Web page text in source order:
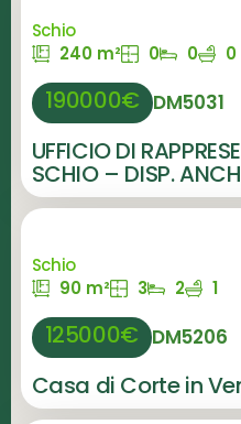
Schio
240 m²
0 0 0
190000€ DM5031
UFFICIO DI
SCHIO – DISP.
Schio
90 m²
3 2 1
125000€ DM5206
Casa di Corte in